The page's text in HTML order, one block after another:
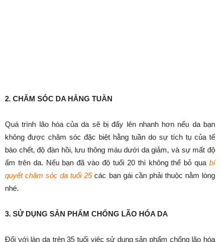
2. CHĂM SÓC DA HẰNG TUẦN
Quá trình lão hóa của da sẽ bị đẩy lên nhanh hơn nếu da bạn
không được chăm sóc đặc biệt hằng tuần do sự tích tụ của tế
bào chết, độ đàn hồi, lưu thông máu dưới da giảm, và sự mất độ
ẩm trên da. Nếu bạn đã vào độ tuổi 20 thì không thể bỏ qua bí
quyết chăm sóc da tuổi 25các bạn gái cần phải thuộc nằm lòng
nhé.
3. SỬ DỤNG SẢN PHẨM CHỐNG LÃO HÓA DA
Đối với làn da trên 35 tuổi việc sử dụng sản phẩm chống lão hóa